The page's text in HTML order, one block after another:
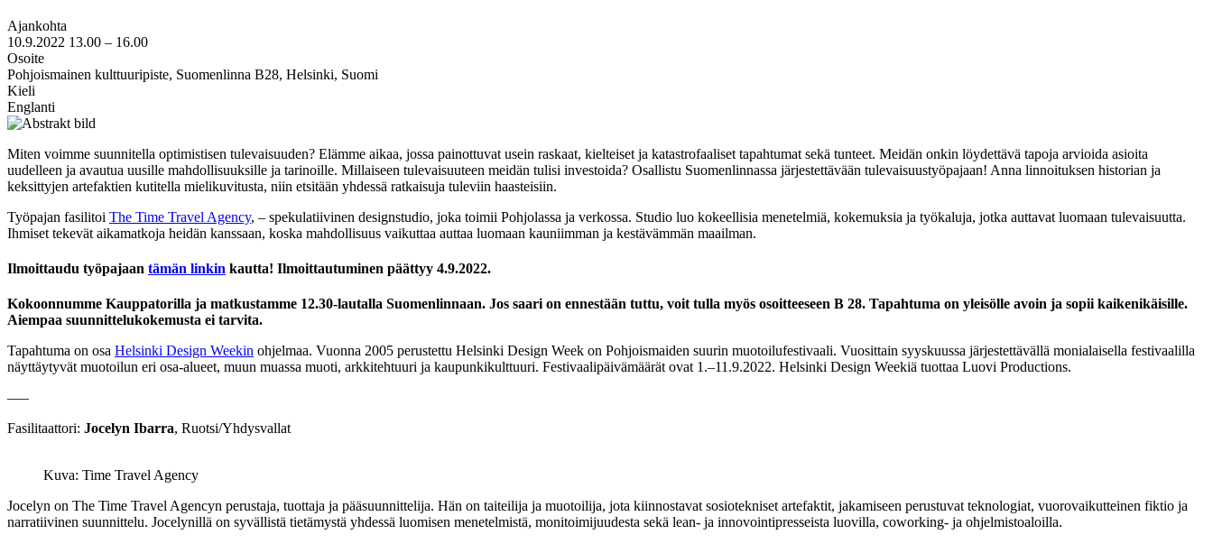
Ajankohta
10.9.2022 13.00 – 16.00
Osoite
Pohjoismainen kulttuuripiste, Suomenlinna B28, Helsinki, Suomi
Kieli
Englanti
Miten voimme suunnitella optimistisen tulevaisuuden? Elämme aikaa, jossa painottuvat usein raskaat, kielteiset ja katastrofaaliset tapahtumat sekä tunteet. Meidän onkin löydettävä tapoja arvioida asioita
uudelleen ja avautua uusille mahdollisuuksille ja tarinoille. Millaiseen tulevaisuuteen meidän tulisi investoida? Osallistu Suomenlinnassa järjestettävään tulevaisuustyöpajaan! Anna linnoituksen historian ja
keksittyjen artefaktien kutitella mielikuvitusta, niin etsitään yhdessä ratkaisuja tuleviin haasteisiin.
Työpajan fasilitoi The Time Travel Agency, – spekulatiivinen designstudio, joka toimii Pohjolassa ja verkossa. Studio luo kokeellisia menetelmiä, kokemuksia ja työkaluja, jotka auttavat luomaan tulevaisuutta.
Ihmiset tekevät aikamatkoja heidän kanssaan, koska mahdollisuus vaikuttaa auttaa luomaan kauniimman ja kestävämmän maailman.
Ilmoittaudu työpajaan tämän linkin kautta! Ilmoittautuminen päättyy 4.9.2022.
Kokoonnumme Kauppatorilla ja matkustamme 12.30-lautalla Suomenlinnaan. Jos saari on ennestään tuttu, voit tulla myös osoitteeseen B 28. Tapahtuma on yleisölle avoin ja sopii kaikenikäisille.
Aiempaa suunnittelukokemusta ei tarvita.
Tapahtuma on osa Helsinki Design Weekin ohjelmaa. Vuonna 2005 perustettu Helsinki Design Week on Pohjoismaiden suurin muotoilufestivaali. Vuosittain syyskuussa järjestettävällä monialaisella festivaalilla
näyttäytyvät muotoilun eri osa-alueet, muun muassa muoti, arkkitehtuuri ja kaupunkikulttuuri. Festivaalipäivämäärät ovat 1.–11.9.2022. Helsinki Design Weekiä tuottaa Luovi Productions.
—–
Fasilitaattori: Jocelyn Ibarra, Ruotsi/Yhdysvallat
Kuva: Time Travel Agency
Jocelyn on The Time Travel Agencyn perustaja, tuottaja ja pääsuunnittelija. Hän on taiteilija ja muotoilija, jota kiinnostavat sosiotekniset artefaktit, jakamiseen perustuvat teknologiat, vuorovaikutteinen fiktio ja
narratiivinen suunnittelu. Jocelynillä on syvällistä tietämystä yhdessä luomisen menetelmistä, monitoimijuudesta sekä lean- ja innovointipresseista luovilla, coworking- ja ohjelmistoaloilla.